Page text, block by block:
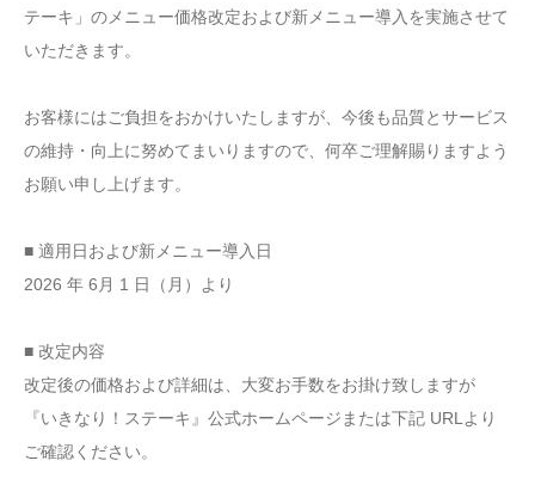
テーキ」のメニュー価格改定および新メニュー導入を実施させて
いただきます。
お客様にはご負担をおかけいたしますが、今後も品質とサービス
の維持・向上に努めてまいりますので、何卒ご理解賜りますよう
お願い申し上げます。
■ 適用日および新メニュー導入日
2026 年 6月 1 日（月）より
■ 改定内容
改定後の価格および詳細は、大変お手数をお掛け致しますが
『いきなり！ステーキ』公式ホームページまたは下記 URLより
ご確認ください。